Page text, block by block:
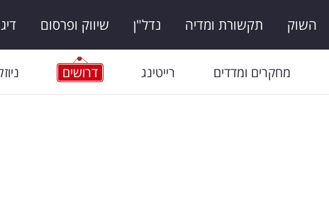
השוק תקשורת ומדיה נדל"ן שיווק ופרסום
מחקרים ומדדים רייטינג דרושים